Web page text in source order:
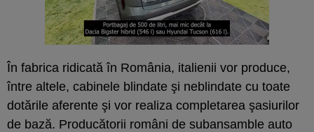
În fabrica ridicată în România, italienii vor produce,
între altele, cabinele blindate şi neblindate cu toate
dotările aferente şi vor realiza completarea şasiurilor
de bază. Producătorii români de subansamble auto